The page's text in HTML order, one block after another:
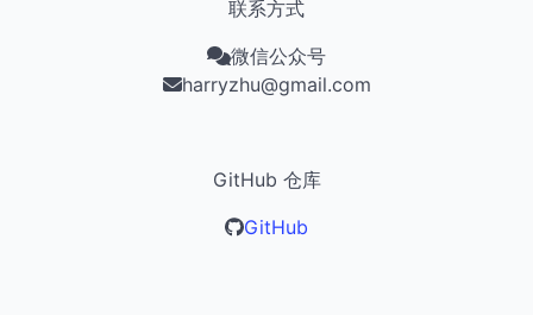
联系方式
微信公众号
harryzhu@gmail.com
GitHub 仓库
GitHub